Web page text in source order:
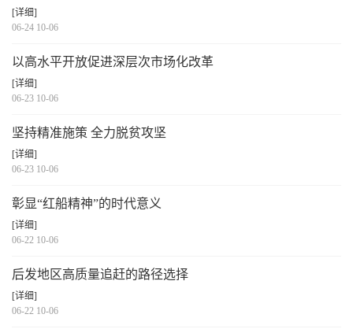
[详细]
06-24 10-06
以高水平开放促进深层次市场化改革
[详细]
06-23 10-06
坚持精准施策 全力脱贫攻坚
[详细]
06-23 10-06
彰显“红船精神”的时代意义
[详细]
06-22 10-06
后发地区高质量追赶的路径选择
[详细]
06-22 10-06